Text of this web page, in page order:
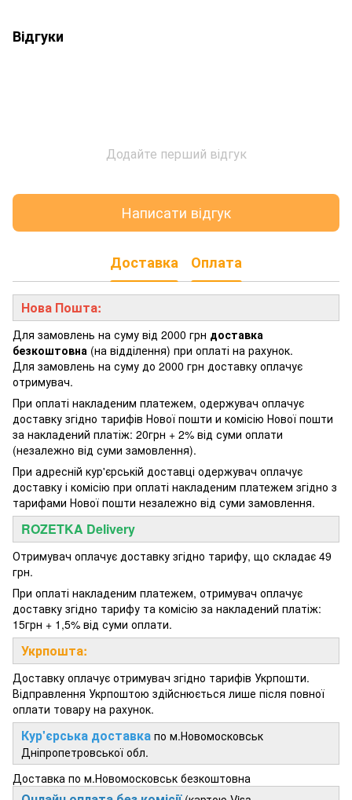
Відгуки
Додайте перший відгук
Написати відгук
Доставка Оплата
Нова Пошта:
Для замовлень на суму від 2000 грн доставка
безкоштовна (на відділення) при оплаті на рахунок.
Для замовлень на суму до 2000 грн доставку оплачує
отримувач.
При оплаті накладеним платежем, одержувач оплачує
доставку згідно тарифів Нової пошти и комісію Нової пошти
за накладений платіж: 20грн + 2% від суми оплати
(незалежно від суми замовлення).
При адресній кур'єрській доставці одержувач оплачує
доставку і комісію при оплаті накладеним платежем згідно з
тарифами Нової пошти незалежно від суми замовлення.
ROZETKA Delivery
Отримувач оплачує доставку згідно тарифу, що складає 49
грн.
При оплаті накладеним платежем, отримувач оплачує
доставку згідно тарифу та комісію за накладений платіж:
15грн + 1,5% від суми оплати.
Укрпошта:
Доставку оплачує отримувач згідно тарифів Укрпошти.
Відправлення Укрпоштою здійснюється лише після повної
оплати товару на рахунок.
Кур'єрська доставка по м.Новомосковськ
Дніпропетровської обл.
Доставка по м.Новомосковськ безкоштовна